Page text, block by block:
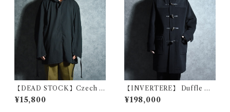
【DEAD STOCK】Czech A
rmy Cotton Snow Camoufl
age Parka チェコ軍 コットン
¥15,800
【INVERTERE】 Duffle Co
at Fabric by Joshua Ellis イ
ンバーティア ダッフルコート
¥198,000